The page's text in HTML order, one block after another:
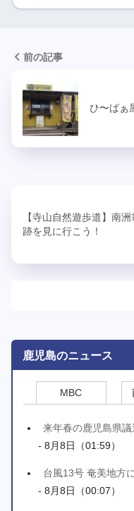
前の記事
ひ〜ばぁ
【寺山自然遊歩道】南
跡を見に行こう！
鹿児島のニュース
MBC
来年春の鹿児島県
- 8月8日（01:59）
台風13号 奄美地方
- 8月8日（00:07）